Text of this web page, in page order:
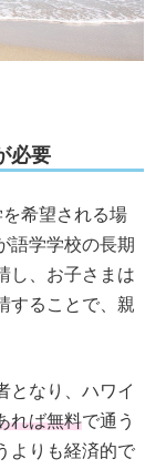
必要
希望される場
語学学校の長期
し、お子さまは
することで、親
となり、ハワイ
れば無料で通う
よりも経済的で